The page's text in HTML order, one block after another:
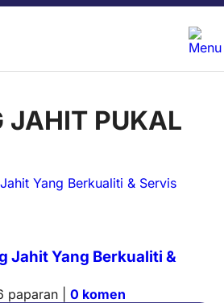
JAHIT PUKAL
Jahit Yang Berkualiti &
paparan | 0 komen